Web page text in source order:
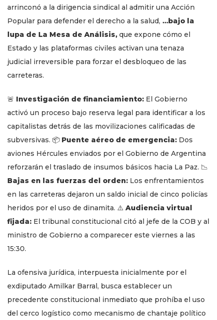
arrinconó a la dirigencia sindical al admitir una Acción
Popular para defender el derecho a la salud, ...bajo la
lupa de La Mesa de Análisis, que expone cómo el
Estado y las plataformas civiles activan una tenaza
judicial irreversible para forzar el desbloqueo de las
carreteras.
🚨 Investigación de financiamiento: El Gobierno
activó un proceso bajo reserva legal para identificar a los
capitalistas detrás de las movilizaciones calificadas de
subversivas. 📦 Puente aéreo de emergencia: Dos
aviones Hércules enviados por el Gobierno de Argentina
reforzarán el traslado de insumos básicos hacia La Paz. 📉
Bajas en las fuerzas del orden: Los enfrentamientos
en las carreteras dejaron un saldo inicial de cinco policías
heridos por el uso de dinamita. ⚠️ Audiencia virtual
fijada: El tribunal constitucional citó al jefe de la COB y al
ministro de Gobierno a comparecer este viernes a las
15:30.
La ofensiva jurídica, interpuesta inicialmente por el
exdiputado Amilkar Barral, busca establecer un
precedente constitucional inmediato que prohíba el uso
del cerco logístico como mecanismo de chantaje político